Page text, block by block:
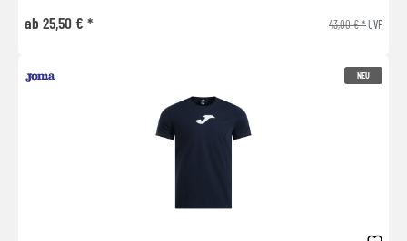
ab 25,50 € * 43,00 € *UVP
NEU